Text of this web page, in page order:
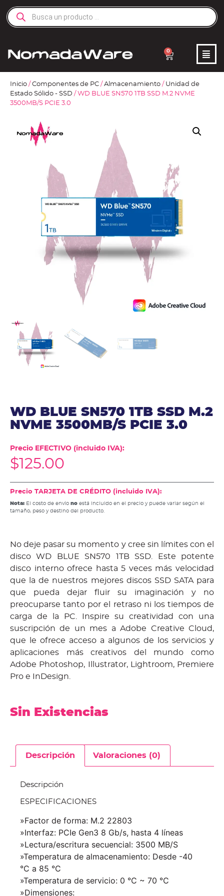
0
Inicio / Componentes de PC / Almacenamiento / Unidad de
Estado Sólido - SSD / WD BLUE SN570 1TB SSD M.2 NVME
3500MB/S PCIE 3.0
WD BLUE SN570 1TB SSD M.2
NVME 3500MB/S PCIE 3.0
Precio EFECTIVO (incluido IVA):
$125.00
Precio TARJETA DE CRÉDITO (incluido IVA):
Nota: El costo de envío no está incluido en el precio y puede variar según el
tamaño, peso y destino del producto.
No deje pasar su momento y cree sin límites con el
disco WD BLUE SN570 1TB SSD. Este potente
disco interno ofrece hasta 5 veces más velocidad
que la de nuestros mejores discos SSD SATA para
que pueda dejar fluir su imaginación y no
preocuparse tanto por el retraso ni los tiempos de
carga de la PC. Inspire su creatividad con una
suscripción de un mes a Adobe Creative Cloud,
que le ofrece acceso a algunos de los servicios y
aplicaciones más creativos del mundo como
Adobe Photoshop, Illustrator, Lightroom, Premiere
Pro e InDesign.
Sin Existencias
Descripción Valoraciones (0)
Descripción
ESPECIFICACIONES
»Factor de forma: M.2 22803
»Interfaz: PCIe Gen3 8 Gb/s, hasta 4 líneas
»Lectura/escritura secuencial: 3500 MB/S
»Temperatura de almacenamiento: Desde -40
°C a 85 °C
»Temperatura de servicio: 0 °C ~ 70 °C
»Dimensiones: